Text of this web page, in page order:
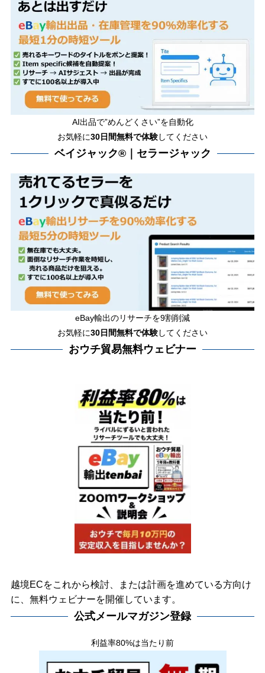
AI出品で”めんどくさい”を自動化
お気軽に30日間無料で体験してください
ベイジャック®｜セラージャック
eBay輸出のリサーチを9割削減
お気軽に30日間無料で体験してください
おウチ貿易無料ウェビナー
越境ECをこれから検討、または計画を進めている方向け
に、無料ウェビナーを開催しています。
公式メールマガジン登録
利益率80%は当たり前